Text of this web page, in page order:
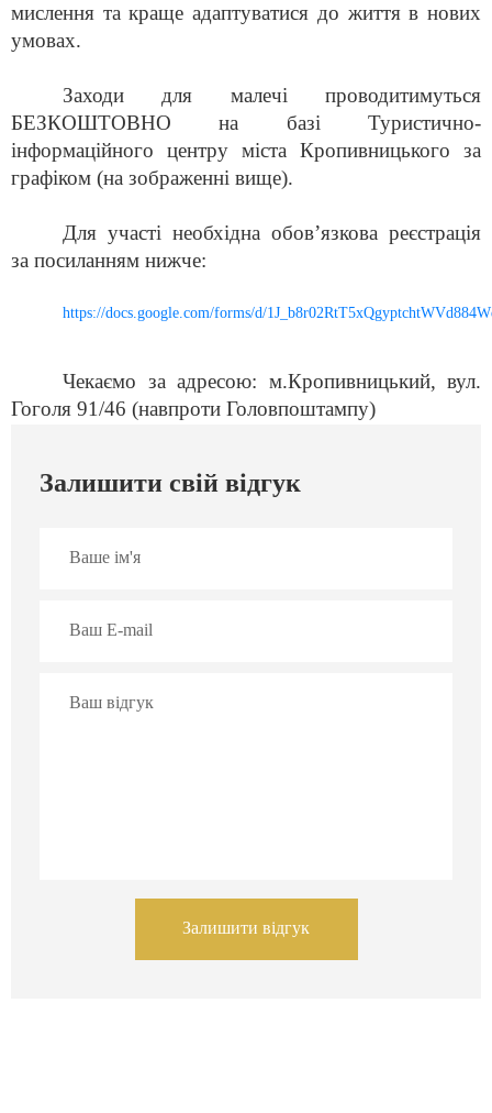
мислення та краще адаптуватися до життяв нових
умовах.
Заходи для малечі проводитимуться
БЕЗКОШТОВНО на базі Туристично-
інформаційного центру міста Кропивницького за
графіком (на зображенні вище).
Для участі необхідна обов’язкова реєстрація
за посиланням нижче:
https://docs.google.com/forms/d/
Чекаємо за адресою: м.Кропивницький, вул.
Гоголя 91/46 (навпроти Головпоштампу)
Залишити свій відгук
Залишити відгук